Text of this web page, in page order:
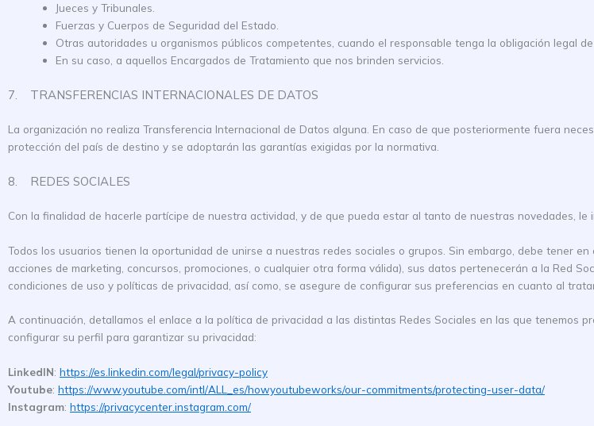
Jueces y Tribunales.
Fuerzas y Cuerpos de Seguridad del Estado.
Otras autoridades u organismos públicos competentes, cuando el responsable tenga la obligación legal
En su caso, a aquellos Encargados de Tratamiento que nos brinden servicios.
7. TRANSFERENCIAS INTERNACIONALES DE DATOS
La organización no realiza Transferencia Internacional de Datos alguna. En caso de que posteriormente fuera
protección del país de destino y se adoptarán las garantías exigidas por la normativa.
8. REDES SOCIALES
Con la finalidad de hacerle partícipe de nuestra actividad, y de que pueda estar al tanto de nuestras novedades, le
Todos los usuarios tienen la oportunidad de unirse a nuestras redes sociales o grupos. Sin embargo, debe tener
acciones de marketing, concursos, promociones, o cualquier otra forma válida), sus datos pertenecerán a la Red
condiciones de uso y políticas de privacidad, así como, se asegure de configurar sus preferencias en cuanto al
A continuación, detallamos el enlace a la política de privacidad a las distintas Redes Sociales en las que tenemos
configurar su perfil para garantizar su privacidad:
LinkedIN: https://es.linkedin.com/legal/privacy-policy
Youtube: https://www.youtube.com/intl/ALL_es/howyoutubeworks/our-commitments/protecting-user-data/
Instagram: https://privacycenter.instagram.com/